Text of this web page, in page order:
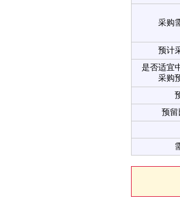
采购
预计
是否适宜
采购
预留